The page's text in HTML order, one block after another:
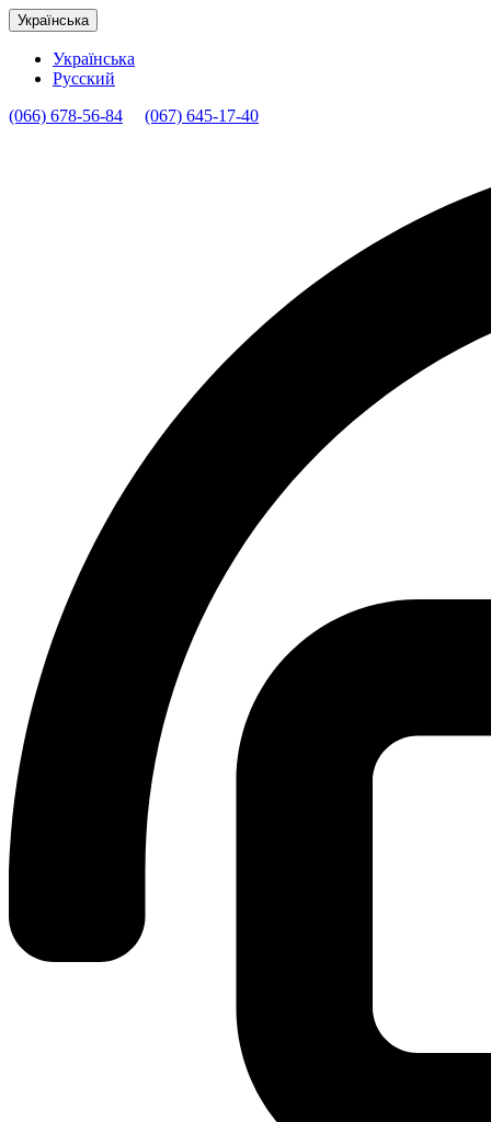
Українська
Українська
Русский
(066) 678-56-84
(067) 645-17-40